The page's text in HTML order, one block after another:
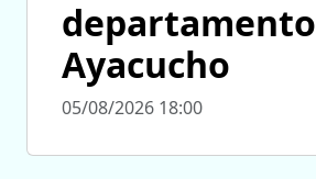
departamento
Ayacucho
05/08/2026 18:00